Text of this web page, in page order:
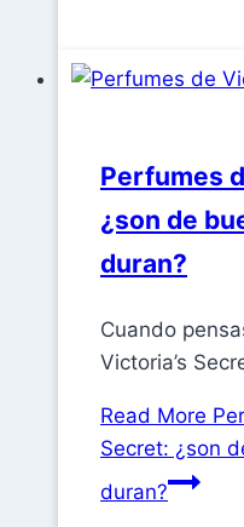
Perfumes
¿son de
duran?
Cuando
Victoria’s
Read More
Secret: ¿son
duran?